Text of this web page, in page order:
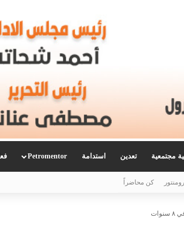
مجتمعية تعدين استدامة Petromentor
كن محاضراً